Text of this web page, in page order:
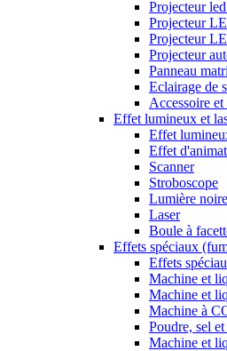
Projecteur
Projecteur
Projecteur
Projecteur
Panneau
Eclairage de
Accessoire et
Effet lumineux et
Effet
Effet
Scanner
Stroboscope
Lumière noire
Laser
Boule à
Effets spéciaux
Effets
Machine et
Machine et
Machine à
Poudre, sel
Machine et